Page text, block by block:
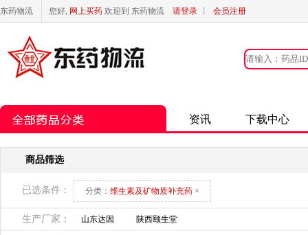
东药物流 您好, 网上买药 欢迎到 东药物流 请登录 会员注册
资讯 下载中心
商品筛选
已选条件： 分类： 维生素及矿物质补充药 ×
生产厂家： 山东达因 陕西颐生堂